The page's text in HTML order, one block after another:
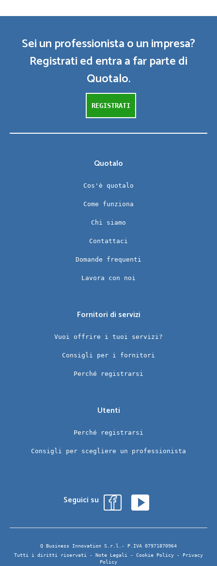
Sei un professionista o un impresa?
Registrati ed entra a far parte di
Quotalo.
REGISTRATI
Quotalo
Cos'è quotalo
Come funziona
Chi siamo
Contattaci
Domande frequenti
Lavora con noi
Fornitori di servizi
Vuoi offrire i tuoi servizi?
Consigli per i fornitori
Perché registrarsi
Utenti
Perché registrarsi
Consigli per scegliere un professionista
Seguici su
Q Business Innovation S.r.l.- P.IVA 07971870964
Tutti i diritti riservati - Note Legali - Cookie Policy -
Privacy
Policy